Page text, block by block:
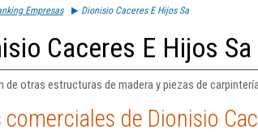
Empresas Dionisio Caceres E Hijos Sa
Caceres E Hijos Sa
de otras estructuras de madera y piezas de
comerciales de Dionisio